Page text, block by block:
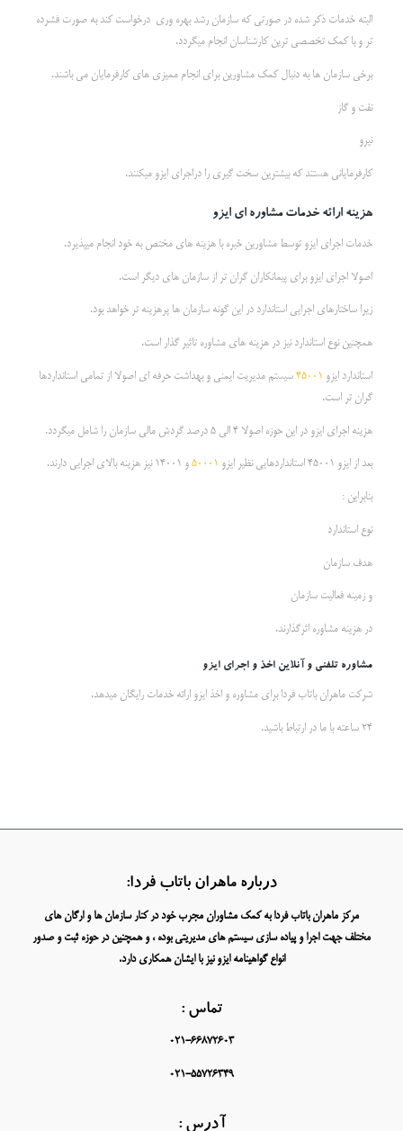
البته خدمات ذکر شده در صورتی که سازمان رشد بهره وری درخواست کند به صورت فشرده
تر و با کمک تخصصی ترین کارشناسان انجام میگردد.
برخی سازمان ها به دنبال کمک مشاورین برای انجام ممیزی های کارفرمایان می باشند.
نفت و گاز
نیرو
کارفرمایانی هستند که بیشترین سخت گیری را دراجرای ایزو میکنند.
هزینه ارائه خدمات مشاوره ای ایزو
خدمات اجرای ایزو توسط مشاورین خبره با هزینه های مختص به خود انجام میپذیرد.
اصولا اجرای ایزو برای پیمانکاران گران تر از سازمان های دیگر است.
زیرا ساختارهای اجرایی استاندارد در این گونه سازمان ها پرهزینه تر خواهد بود.
همچنین نوع استاندارد نیز در هزینه های مشاوره تاثیر گذار است.
استاندارد ایزو 45001سیستم مدیریت ایمنی و بهداشت حرفه ای اصولا از تمامی استانداردها
گران تر است.
هزینه اجرای ایزو در این حوزه اصولا 4 الی 5 درصد گردش مالی سازمان را شامل میگردد.
بعد از ایزو 45001 استانداردهایی نظیر ایزو 50001و 14001 نیز هزینه بالای اجرایی دارند.
بنابراین :
نوع استاندارد
هدف سازمان
و زمینه فعالیت سازمان
در هزینه مشاوره اثرگذارند.
مشاوره تلفنی و آنلاین اخذ و اجرای ایزو
شرکت ماهران باتاب فردا برای مشاوره و اخذ ایزو ارائه خدمات رایگان میدهد.
24 ساعته با ما در ارتباط باشید.
درباره ماهران باتاب فردا:
مرکز ماهران باتاب فردا به کمک مشاوران مجرب خود در کنار سازمان ها و ارگان های
مختلف جهت اجرا و پیاده سازی سیستم های مدیریتی بوده ، و همچنین در حوزه ثبت و صدور
انواع گواهینامه ایزو نیز با ایشان همکاری دارد.
تماس :
021-66872603
021-55726349
آدرس :